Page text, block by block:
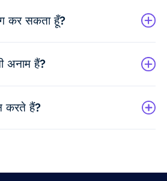
कर सकता हूँ?
अनाम हैं?
करते हैं?